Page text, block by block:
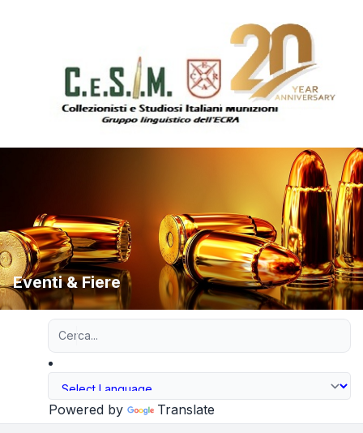
Eventi & Fiere
Powered by Translate